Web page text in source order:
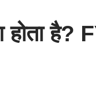
होता है?